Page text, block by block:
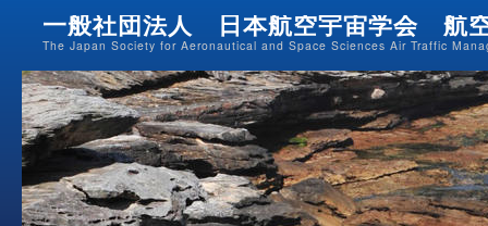
一般社団法人 日本航空宇宙学会 航
The Japan Society for Aeronautical and Space Sciences Air Traffic